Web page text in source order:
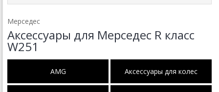
Мерседес
Аксессуары для Мерседес R класс
W251
AMG Аксессуары для колес